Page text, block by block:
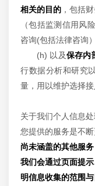
相关的目的 ，包括
（包括监测信用风
咨询(包括法律咨询
(h) 以及保存内
行数据分析和研究
量，用以维护选择接
关于我们个人信息
您提供的服务是不断
尚未涵盖的其他服
我们会通过页面提
明信息收集的范围与